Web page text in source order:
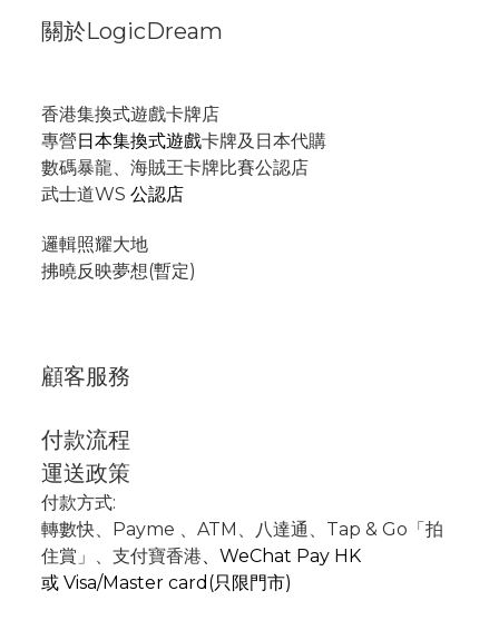
關於LogicDream
香港集換式遊戲卡牌店
專營日本集換式遊戲卡牌及日本代購
數碼暴龍、海賊王卡牌比賽公認店
武士道WS 公認店
邏輯照耀大地
拂曉反映夢想(暫定)
顧客服務
付款流程
運送政策
付款方式:
轉數快、Payme 、 ATM 、
八達通、Tap & Go「拍
住賞」 、支付寶香港、 WeChat Pay HK
或 Visa/Master card(只限門市)